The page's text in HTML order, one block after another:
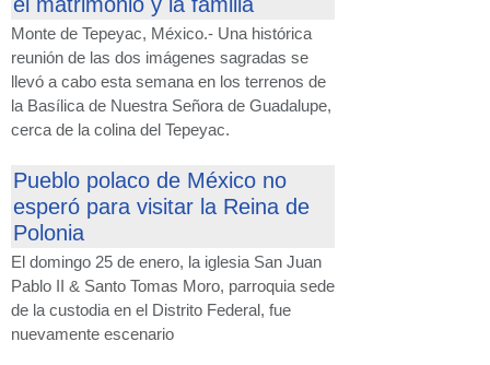
Monte de Tepeyac, México.- Una histórica
reunión de las dos imágenes sagradas se
llevó a cabo esta semana en los terrenos de
la Basílica de Nuestra Señora de Guadalupe,
cerca de la colina del Tepeyac.
Pueblo polaco de México no
esperó para visitar la Reina de
Polonia
El domingo 25 de enero, la iglesia San Juan
Pablo II & Santo Tomas Moro, parroquia sede
de la custodia en el Distrito Federal, fue
nuevamente escenario